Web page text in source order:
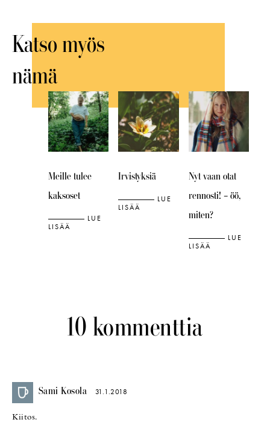
Katso myös
nämä
Meille tulee
kaksoset
LUE
LISÄÄ
Irvistyksiä
LUE
LISÄÄ
Nyt vaan otat
rennosti! – öö,
miten?
LUE
LISÄÄ
10 kommenttia
Sami Kosola 31.1.2018
Kiitos.